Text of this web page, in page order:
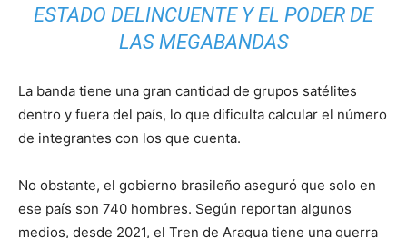
ESTADO DELINCUENTE Y EL PODER DE
LAS MEGABANDAS
La banda tiene una gran cantidad de grupos satélites
dentro y fuera del país, lo que dificulta calcular el número
de integrantes con los que cuenta.
No obstante, el gobierno brasileño aseguró que solo en
ese país son 740 hombres. Según reportan algunos
medios, desde 2021, el Tren de Aragua tiene una guerra